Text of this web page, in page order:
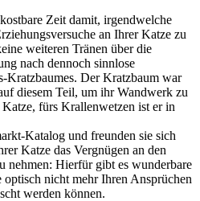
Zeit damit, irgendwelche
an Ihrer Katze zu
weiteren Tränen über die
nach dennoch sinnlose
Kratzbaumes. Der Kratzbaum war
diesem Teil, um ihr Wandwerk zu
fürs Krallenwetzen ist er in
Katalog und freunden sie sich
Katze das Vergnügen an den
nehmen: Hierfür gibt es wunderbare
nicht mehr Ihren Ansprüchen
werden können.